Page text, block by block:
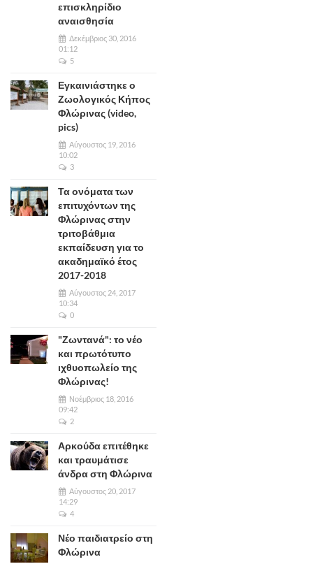
επισκληρίδιο
αναισθησία
Δεκέμβριος 30, 2016
01:12
5
Εγκαινιάστηκε ο
Ζωολογικός Κήπος
Φλώρινας (video,
pics)
Αύγουστος 19, 2016
10:02
3
Τα ονόματα των
επιτυχόντων της
Φλώρινας στην
τριτοβάθμια
εκπαίδευση για το
ακαδημαϊκό έτος
2017-2018
Αύγουστος 24, 2017
10:34
0
"Ζωντανά": το νέο
και πρωτότυπο
ιχθυοπωλείο της
Φλώρινας!
Νοέμβριος 18, 2016
09:42
2
Αρκούδα επιτέθηκε
και τραυμάτισε
άνδρα στη Φλώρινα
Αύγουστος 20, 2017
14:29
4
Νέο παιδιατρείο στη
Φλώρινα